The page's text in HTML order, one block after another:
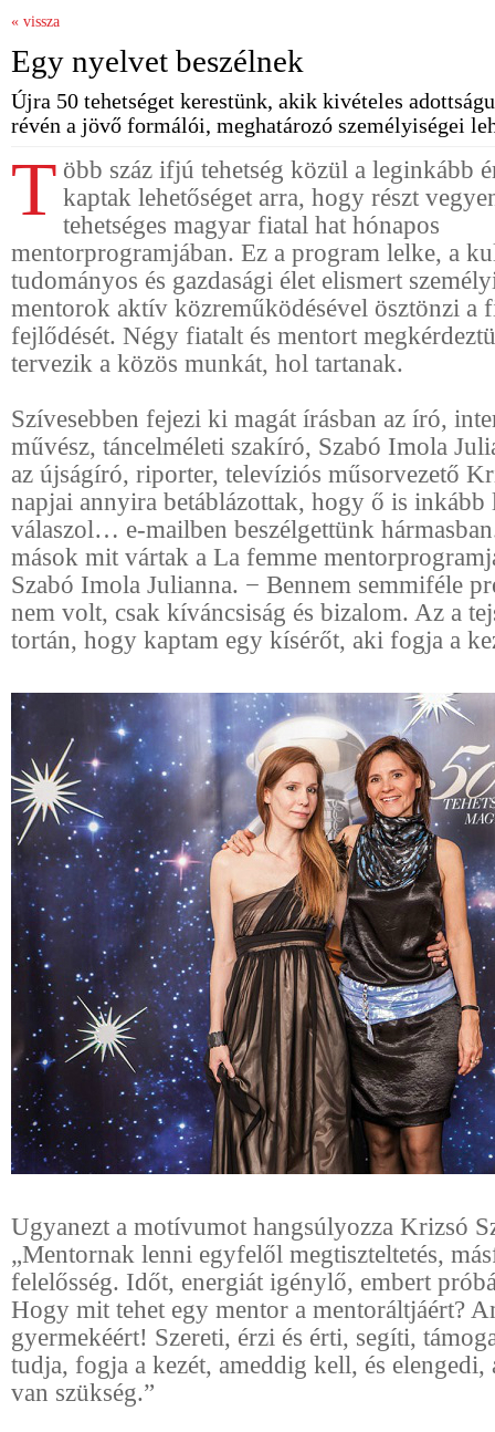
« vissza
Egy nyelvet beszélnek
Újra 50 tehetséget kerestünk, akik kivételes
révén a jövő formálói, meghatározó személyiségei
T öbb száz ifjú tehetség közül a leginkább
kaptak lehetőséget arra, hogy részt
tehetséges magyar fiatal hat hónapos
mentorprogramjában. Ez a program lelke, a
tudományos és gazdasági élet elismert
mentorok aktív közreműködésével ösztönzi a
fejlődését. Négy fiatalt és mentort
tervezik a közös munkát, hol tartanak.
Szívesebben fejezi ki magát írásban az író,
művész, táncelméleti szakíró, Szabó Imola
az újságíró, riporter, televíziós műsorvezető
napjai annyira betáblázottak, hogy ő is inkább
válaszol… e-mailben beszélgettünk
mások mit vártak a La femme
Szabó Imola Julianna. − Bennem semmiféle
nem volt, csak kíváncsiság és bizalom. Az a
tortán, hogy kaptam egy kísérőt, aki fogja a
Ugyanezt a motívumot hangsúlyozza Krizsó
„Mentornak lenni egyfelől megtiszteltetés,
felelősség. Időt, energiát igénylő, embert
Hogy mit tehet egy mentor a mentoráltjáért?
gyermekéért! Szereti, érzi és érti, segíti,
tudja, fogja a kezét, ameddig kell, és elengedi,
van szükség.”